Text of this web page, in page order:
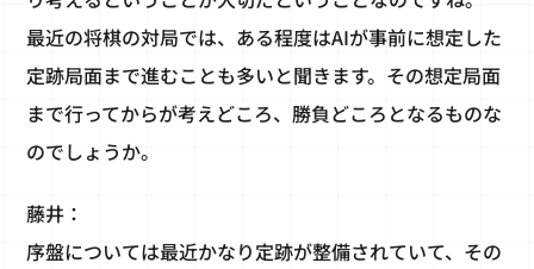
最近の将棋の対局では、ある程度はAIが事前に想定した
定跡局面まで進むことも多いと聞きます。その想定局面
まで行ってからが考えどころ、勝負どころとなるものな
のでしょうか。
藤井：
序盤については最近かなり定跡が整備されていて、その